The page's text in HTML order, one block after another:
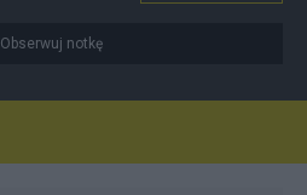
Obserwuj notkę